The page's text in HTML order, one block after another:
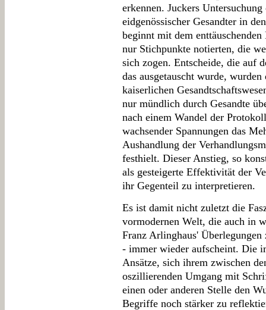
erkennen. Juckers
eidgenössischer Gesandter in
beginnt mit dem
nur Stichpunkte notierten, die
sich zogen. Entscheide, die auf
das ausgetauscht wurde,
kaiserlichen
nur mündlich durch Gesandte
nach einem Wandel der
wachsender Spannungen das
Aushandlung der
festhielt. Dieser Anstieg, so
als gesteigerte Effektivität der
ihr Gegenteil zu interpretieren.
Es ist damit nicht zuletzt die
vormodernen Welt, die auch in
Franz Arlinghaus'
- immer wieder aufscheint. Die
Ansätze, sich ihrem zwischen
oszillierenden Umgang mit
einen oder anderen Stelle den
Begriffe noch stärker zu